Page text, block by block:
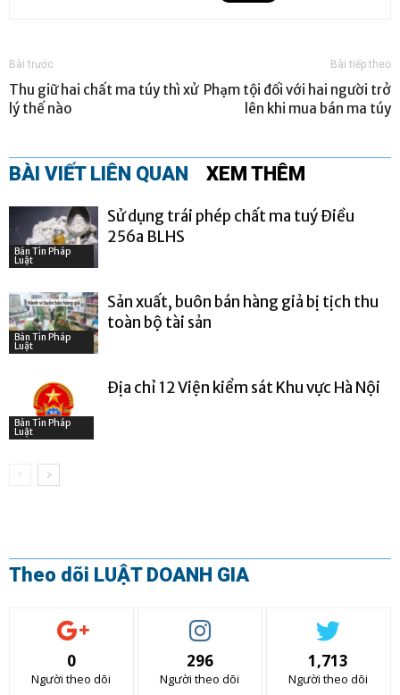
Bài trước
Thu giữ hai chất ma túy thì xử
lý thế nào
Bài tiếp theo
Phạm tội đối với hai người trở
lên khi mua bán ma túy
BÀI VIẾT LIÊN QUAN XEM THÊM
Bản Tin Pháp
Luật
Sử dụng trái phép chất ma tuý Điều
256a BLHS
Bản Tin Pháp
Luật
Sản xuất, buôn bán hàng giả bị tịch thu
toàn bộ tài sản
Bản Tin Pháp
Luật
Địa chỉ 12 Viện kiểm sát Khu vực Hà Nội
Theo dõi LUẬT DOANH GIA
0
Người theo dõi
296
Người theo dõi
1,713
Người theo dõi